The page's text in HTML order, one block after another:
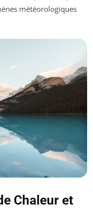
météorologiques
Chaleur et